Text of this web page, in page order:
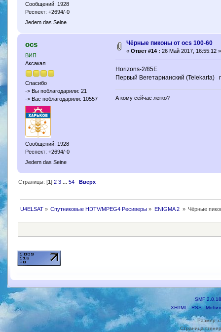
Сообщений: 1928
Респект: +2694/-0
Jedem das Seine
ocs
ВИП
Аксакал
Спасибо
-> Вы поблагодарили: 21
-> Вас поблагодарили: 10557
Сообщений: 1928
Респект: +2694/-0
Jedem das Seine
Чёрные пиконы от ocs 100-60
« Ответ #14 : 26 Май 2017, 16:55:12 »
Horizons-2/85E
Первый Вегетарианский (Telekarta)
А кому сейчас легко?
Страницы: [1] 2 3 ... 54 Вверх
U4ELSAT» Спутниковые HDTV/MPEG4 Ресиверы » ENIGMA 2 » Чёрные
SMF 2.0.18
XHTML
RSS
Размер
Страница